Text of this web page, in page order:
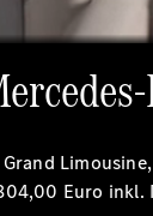
Das
ein stimmiges
Euro inkl.